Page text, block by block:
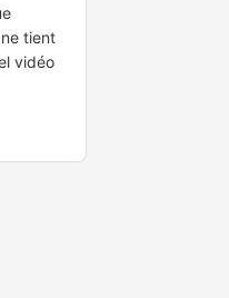
tient
vidéo